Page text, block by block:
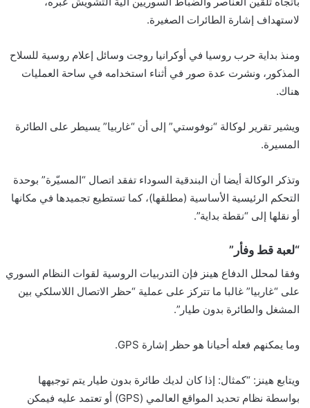
لاستهداف إشارة الطائرات الصغيرة.
ومنذ بداية حرب روسيا في أوكرانيا روجت وسائل إعلام روسية للسلاح
المذكور، ونشرت عدة صور في أثناء استخدامه في ساحة العمليات
هناك.
ويشير تقرير لوكالة “نوفوستي” إلى أن “غاربيا” يسيطر على الطائرة
المسيرة.
وتذكر الوكالة أيضا أن البندقية السوداء تفقد اتصال “المسيّرة” بوحدة
التحكم الرئيسية الأساسية (مطلقها)، كما تستطيع تجميدها في مكانها
أو نقلها إلى “نقطة بداية”.
“لعبة قط وفأر”
وفقا لمحلل الدفاع هينز فإن التدربيات الروسية لقوات النظام السوري
على “غاربيا” غالبا ما تتركز على عملية “حظر الاتصال اللاسلكي بين
المشغل والطائرة بدون طيار”.
وما يمكنهم فعله أحيانا هو حظر إشارة GPS.
ويتابع هينز: “كمثال: إذا كان لديك طائرة بدون طيار يتم توجيهها
بواسطة نظام تحديد المواقع العالمي (GPS) أو تعتمد عليه فيمكن